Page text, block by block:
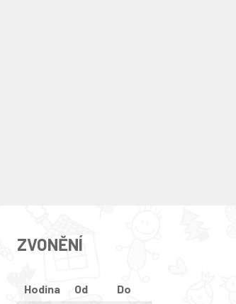
ZVONĚNÍ
Hodina Od
Do